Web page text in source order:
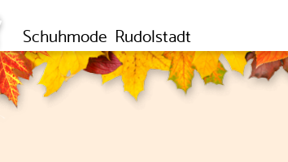
Schuhmode Rudolstadt